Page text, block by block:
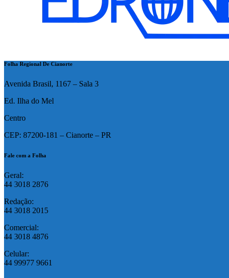
Folha Regional De Cianorte
Avenida Brasil, 1167 – Sala 3
Ed. Ilha do Mel
Centro
CEP: 87200-181 – Cianorte – PR
Fale com a Folha
Geral:
44 3018 2876
Redação:
44 3018 2015
Comercial:
44 3018 4876
Celular:
44 99977 9661